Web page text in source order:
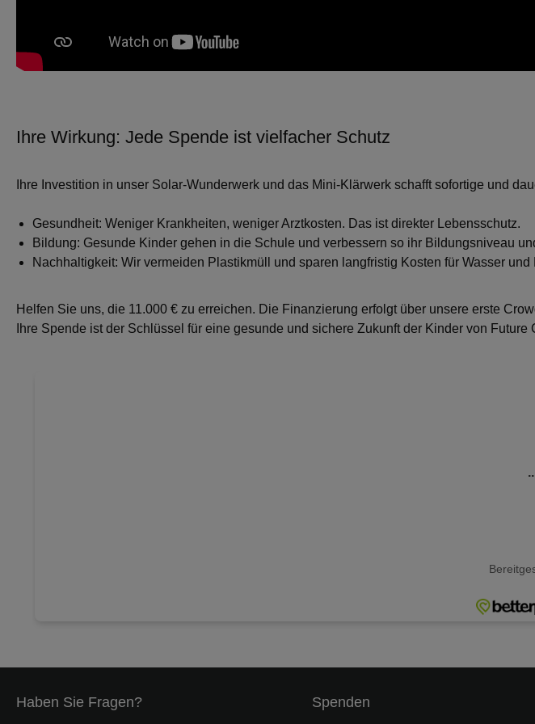
Ihre Wirkung: Jede Spende ist vielfacher Schutz
Ihre Investition in unser Solar-Wunderwerk und das Mini-Klärwerk schafft sofortige und
Gesundheit: Weniger Krankheiten, weniger Arztkosten. Das ist direkter Lebensschutz.
Bildung: Gesunde Kinder gehen in die Schule und verbessern so ihr Bildungsniveau
Nachhaltigkeit: Wir vermeiden Plastikmüll und sparen langfristig Kosten für Wasser
Helfen Sie uns, die 11.000 € zu erreichen. Die Finanzierung erfolgt über unsere erste
Ihre Spende ist der Schlüssel für eine gesunde und sichere Zukunft der Kinder von Future
Haben Sie Fragen? Spenden